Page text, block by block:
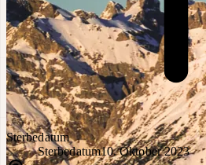
Sterbedatum
Sterbedatum10. Oktober 2023